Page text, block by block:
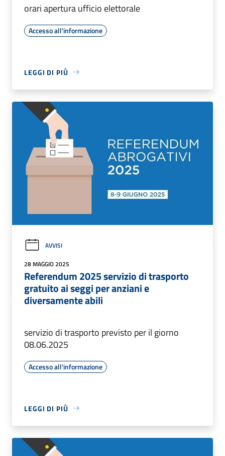
orari apertura ufficio elettorale
Accesso all'informazione
LEGGI DI PIÙ
AVVISI
28 MAGGIO 2025
Referendum 2025 servizio di trasporto
gratuito ai seggi per anziani e
diversamente abili
servizio di trasporto previsto per il giorno
08.06.2025
Accesso all'informazione
LEGGI DI PIÙ